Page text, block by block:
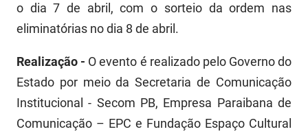
o dia 7 de abril, com o sorteio da ordem nas
eliminatórias no dia 8 de abril.
Realização - O evento é realizado pelo Governo do
Estado por meio da Secretaria de Comunicação
Institucional - Secom PB, Empresa Paraibana de
Comunicação – EPC e Fundação Espaço Cultural